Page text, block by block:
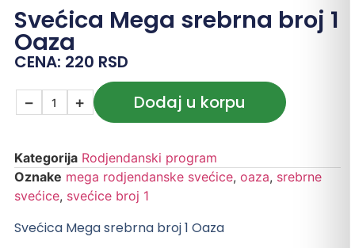
Svećica Mega srebrna broj 1
Oaza
CENA: 220 RSD
− + Dodaj u korpu
Kategorija Rodjendanski program
Oznake mega rodjendanske svećice, oaza, srebrne
svećice, svećice broj 1
Svećica Mega srebrna broj 1 Oaza